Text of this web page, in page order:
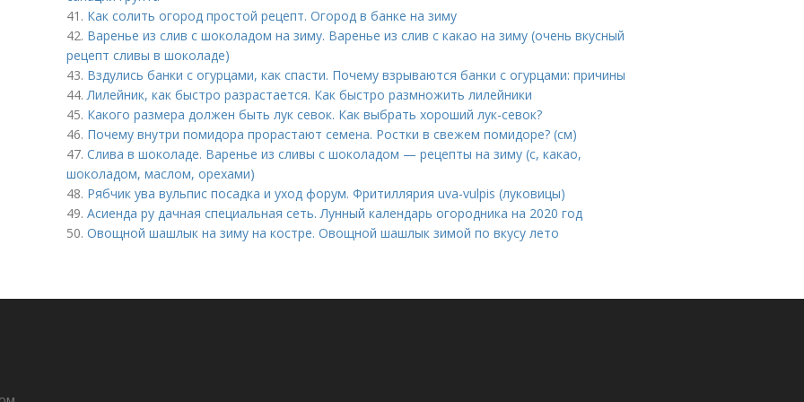
41. Как солить огород простой рецепт. Огород в банке на зиму
42. Варенье из слив с шоколадом на зиму. Варенье из слив с какао на зиму (очень вкусный
рецепт сливы в шоколаде)
43. Вздулись банки с огурцами, как спасти. Почему взрываются банки с огурцами: причины
44.Лилейник, как быстро разрастается. Как быстро размножить лилейники
45. Какого размера должен быть лук севок. Как выбрать хороший лук-севок?
46. Почему внутри помидора прорастают семена. Ростки в свежем помидоре? (см)
47. Слива в шоколаде. Варенье из сливы с шоколадом — рецепты на зиму (с, какао,
шоколадом, маслом, орехами)
48. Рябчик ува вульпис посадка и уход форум. Фритиллярия uva-vulpis (луковицы)
49. Асиенда ру дачная специальная сеть. Лунный календарь огородника на 2020 год
50. Овощной шашлык на зиму на костре. Овощной шашлык зимой по вкусу лето